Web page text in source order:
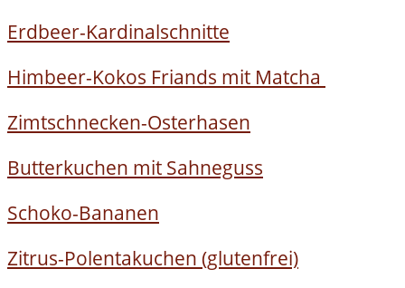
Erdbeer-Kardinalschnitte
Himbeer-Kokos Friands mit Matcha
Zimtschnecken-Osterhasen
Butterkuchen mit Sahneguss
Schoko-Bananen
Zitrus-Polentakuchen (glutenfrei)